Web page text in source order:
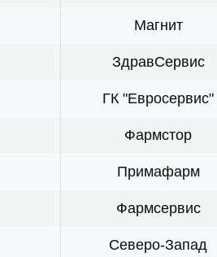
Магнит
ЗдравСервис
ГК "Евросервис"
Фармстор
Примафарм
Фармсервис
Северо-Запад